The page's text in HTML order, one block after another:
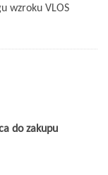
wzroku VLOS
do zakupu